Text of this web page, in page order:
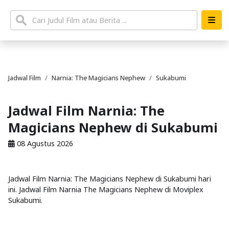
Jadwal Film Narnia: The Magicians Nephew Sukabumi
Jadwal Film Narnia: The
Magicians Nephew di Sukabumi
08 Agustus 2026
Jadwal Film Narnia: The Magicians Nephew di Sukabumi hari
ini. Jadwal Film Narnia The Magicians Nephew di Moviplex
Sukabumi.